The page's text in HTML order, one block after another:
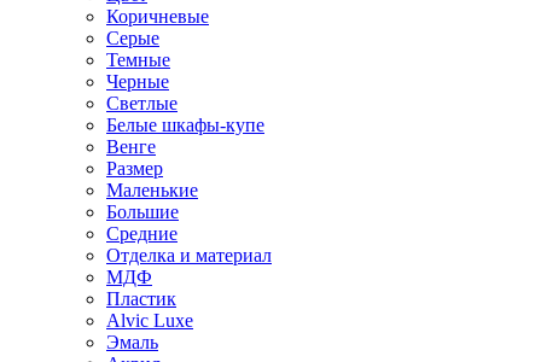
Коричневые
Серые
Темные
Черные
Светлые
Белые шкафы-купе
Венге
Размер
Маленькие
Большие
Средние
Отделка и материал
МДФ
Пластик
Alvic Luxe
Эмаль